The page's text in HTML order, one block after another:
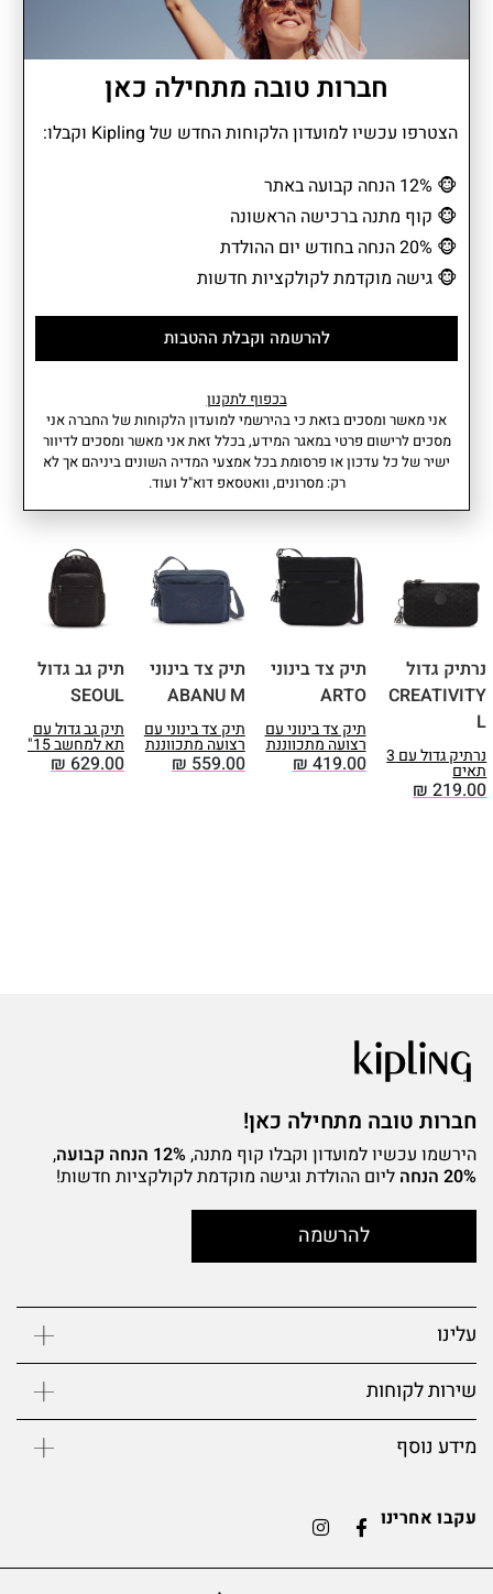
CAMAMA הוא תיק החתלה שמשלב פרקטיות וסטייל ללא מאמץ. עיצוב
חכם עם מקום לכל מה שצריך ליום מחוץ לבית, חלוקה מסודרת ותוספות
נלוות שהופכות כל יציאה עם התינוק לנוחה ומאורגנת. פתרון מושלם
מידע נוסף
• תא מרכזי אחד עם סגירת רוכסן
• 3 כיסים פנימיים: 1 עם סגירת
• משטח החתלה
• מידנית תרמית לבקבוק נתלית על
התיק.
• נרתיק למוצץ נתלה חיצונית לתיק.
• 2 ידיות נשיאה.
• רצועות חיבור מהודקות בקליפס
משני צידי התיק לתליה על עגלת
תינוק.
הרכב בד: 100% Polyamide
משקל: 0.96 קג
אחריות: שנתיים
מוצרים קשורים
נרתיק גדול
CREATIVITY
L
נרתיק גדול עם 3
תאים
₪219.00
תיק צד בינוני
ARTO
תיק צד בינוני עם
רצועה מתכווננת
₪419.00
תיק צד בינוני
ABANU M
תיק צד בינוני עם
רצועה מתכווננת
₪559.00
תיק גב גדול
SEOUL
תיק גב גדול עם
תא למחשב 15"
₪629.00
חברות טובה מתחילה כאן!
הירשמו עכשיו למועדון וקבלו קוף מתנה, 12% הנחה קבועה
,
20% הנחה
ליום ההולדת וגישה מוקדמת לקולקציות חדשות!
להרשמה
עלינו
שירות לקוחות
מידע נוסף
עקבו אחרינו
חברות טובה מתחילה כאן
הצטרפו עכשיו למועדון הלקוחות החדש של Kipling וקבלו:
🐵
🐵 קוף מתנה ברכישה הראשונה
🐵
🐵 גישה מוקדמת לקולקציות חדשות
להרשמה וקבלת ההטבות
בכפוף לתקנון
אני מאשר ומסכים בזאת כי בהירשמי למועדון הלקוחות של החברה אני
מסכים לרישום פרטי במאגר המידע, בכלל זאת אני מאשר ומסכים לדיוור
ישיר של כל עדכון או פרסומת בכל אמצעי המדיה השונים ביניהם אך לא
רק: מסרונים, וואטסאפ דוא"ל ועוד.